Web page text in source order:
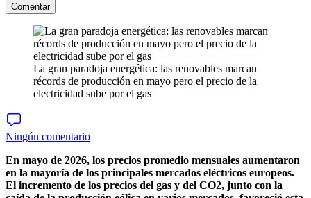
Comentar
La gran paradoja energética: las renovables marcan
récords de producción en mayo pero el precio de la
electricidad sube por el gas
Ningún comentario
En mayo de 2026, los precios promedio mensuales aumentaron
en la mayoría de los principales mercados eléctricos europeos.
El incremento de los precios del gas y del CO2, junto con la